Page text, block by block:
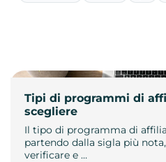
Tipi di programmi di
scegliere
Il tipo di programma di
partendo dalla sigla più
verificare e …